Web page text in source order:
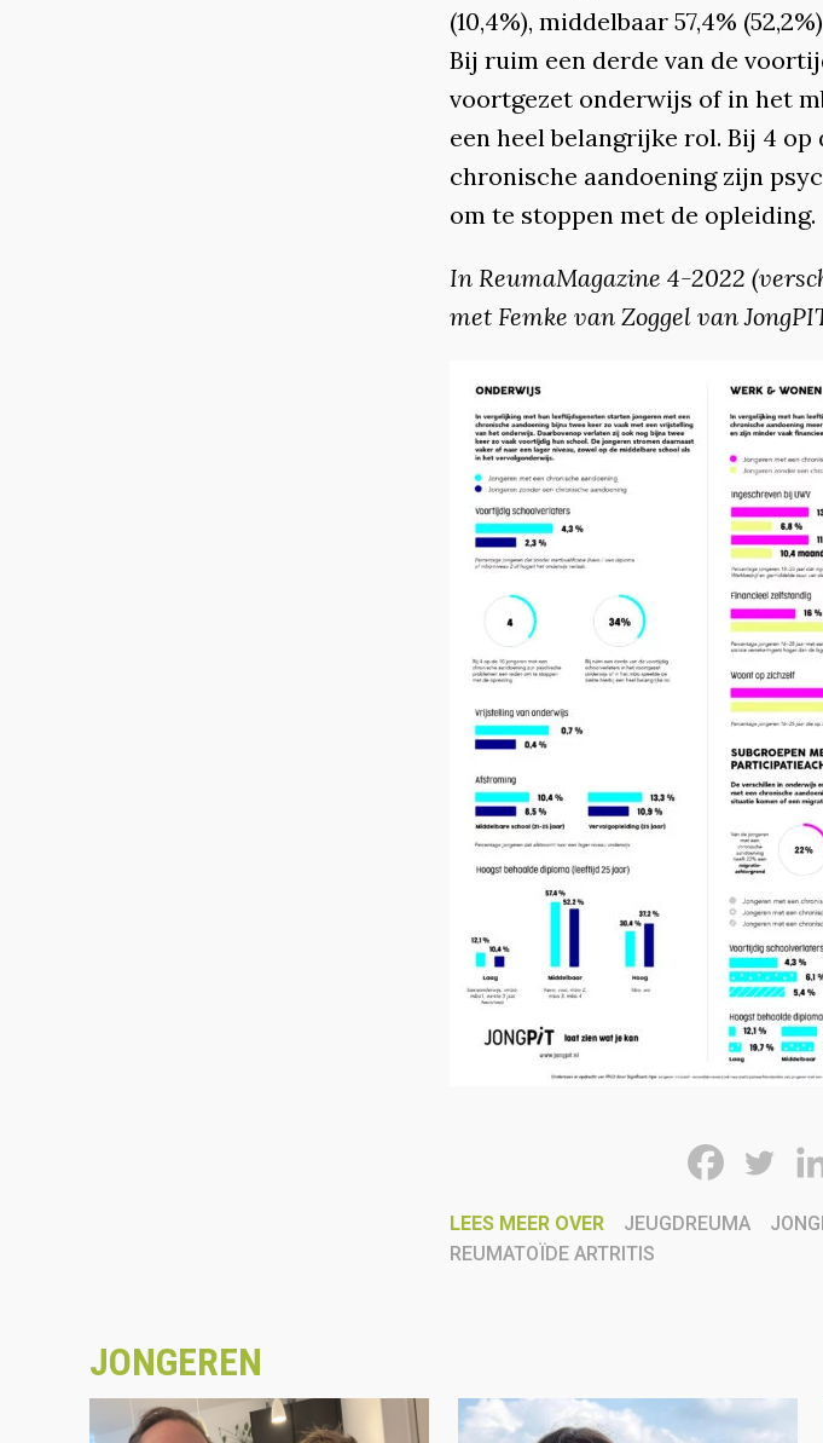
(10,4%), middelbaar 57,4%
Bij ruim een derde van de
voortgezet onderwijs of in het
een heel belangrijke rol. Bij 4 op
chronische aandoening zijn
om te stoppen met de opleiding.
In ReumaMagazine 4-2022
met Femke van Zoggel van
LEES MEER OVER JEUGDREUMA
REUMATOÏDE ARTRITIS
JONGEREN